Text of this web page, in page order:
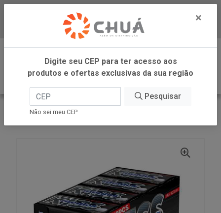
Baixe já nosso APP
0
INÍCIO
PERFETTI
×
Digite seu CEP para ter acesso aos
produtos e ofertas exclusivas da sua região
Pesquisar
Não sei meu CEP